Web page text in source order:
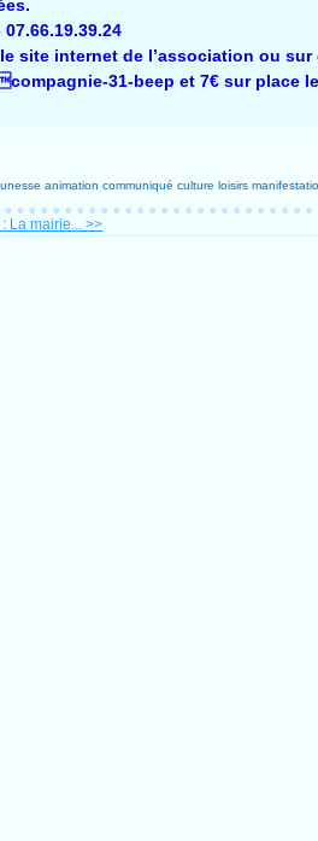
site internet de l’associationou sur
31-beep et 7€ sur place
animation communiqué culture loisirs
La mairie... >>